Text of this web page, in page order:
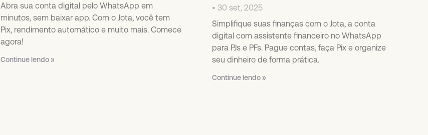
Abra sua conta digital pelo WhatsApp em
minutos, sem baixar app. Com o Jota, você tem
Pix, rendimento automático e muito mais. Comece
agora!
Continue lendo »
30 set, 2025
Simplifique suas finanças com o Jota, a conta
digital com assistente financeiro no WhatsApp
para PJs e PFs. Pague contas, faça Pix e organize
seu dinheiro de forma prática.
Continue lendo »